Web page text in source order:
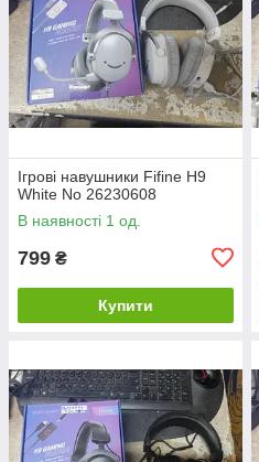
Ігрові навушники Fifine H9
White No 26230608
В наявності 1 од.
799 ₴
Купити